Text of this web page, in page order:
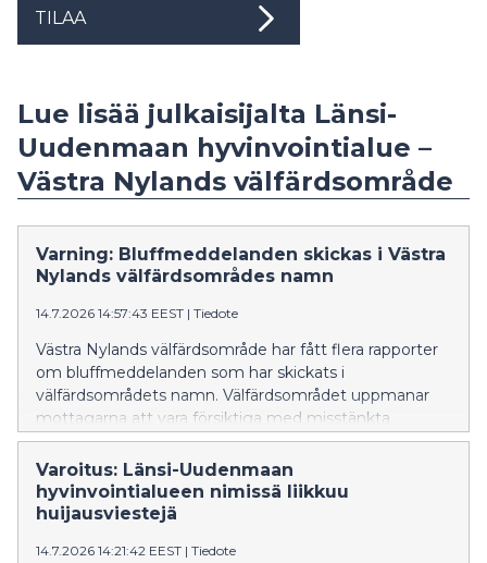
TILAA
Lue lisää julkaisijalta Länsi-
Uudenmaan hyvinvointialue –
Västra Nylands välfärdsområde
Varning: Bluffmeddelanden skickas i Västra
Nylands välfärdsområdes namn
14.7.2026 14:57:43 EEST | Tiedote
Västra Nylands välfärdsområde har fått flera rapporter
om bluffmeddelanden som har skickats i
välfärdsområdets namn. Välfärdsområdet uppmanar
mottagarna att vara försiktiga med misstänkta
meddelanden, att inte öppna länkarna i dem och att
inte lämna ut personuppgifter.
Varoitus: Länsi-Uudenmaan
hyvinvointialueen nimissä liikkuu
huijausviestejä
14.7.2026 14:21:42 EEST | Tiedote